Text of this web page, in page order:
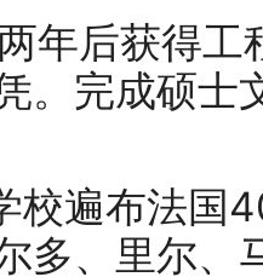
年后获得
。完成硕士
校遍布法国
多、里尔、